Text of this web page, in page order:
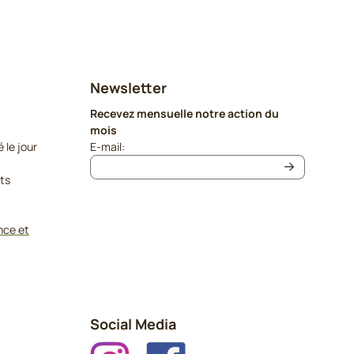
le jour
et
Newsletter
Recevez mensuelle notre action du
mois
E-mail:Saisissez votre adresse e-mail pour la
Social Media